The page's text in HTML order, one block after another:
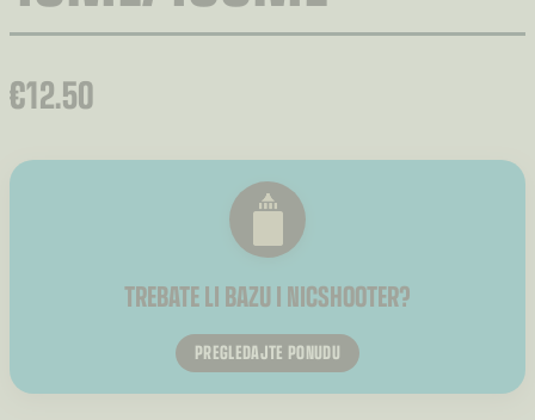
€12.50
TREBATE LI BAZU I NICSHOOTER?
PREGLEDAJTE PONUDU